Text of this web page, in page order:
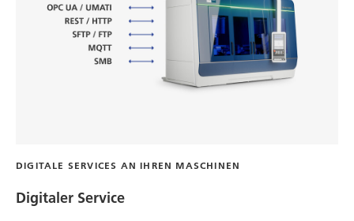
DIGITALE SERVICES AN IHREN MASCHINEN
Digitaler Service